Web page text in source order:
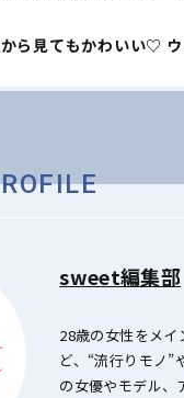
から見てもかわいい♡
sweet編集部
28歳の女性をメ
ど、“流行りモノ
の女優やモデル、